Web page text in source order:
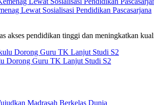
Lewat Sosialisasi Pendidikan Pascasarjana
akses pendidikan tinggi dan meningkatkan
Dorong Guru TK Lanjut Studi S2